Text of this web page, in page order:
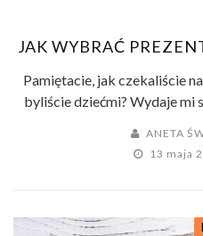
JAK WYBRAĆ
Pamiętacie, jak czekaliście
byliście dziećmi? Wydaje mi
ANETA
13 maja